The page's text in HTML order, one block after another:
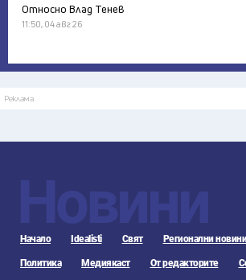
Относно Влад Тенев
11:50, 04 авг 26
Реклама
Новини
Начало Idealisti Свят Регионални новини
Политика Медиякаст От редакторите